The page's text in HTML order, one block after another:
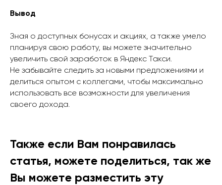
Вывод
Зная о доступных бонусах и акциях, а также умело
планируя свою работу, вы можете значительно
увеличить свой заработок в Яндекс Такси.
Не забывайте следить за новыми предложениями и
делиться опытом с коллегами, чтобы максимально
использовать все возможности для увеличения
своего дохода.
Также если Вам понравилась
статья, можете поделиться, так же
Вы можете разместить эту